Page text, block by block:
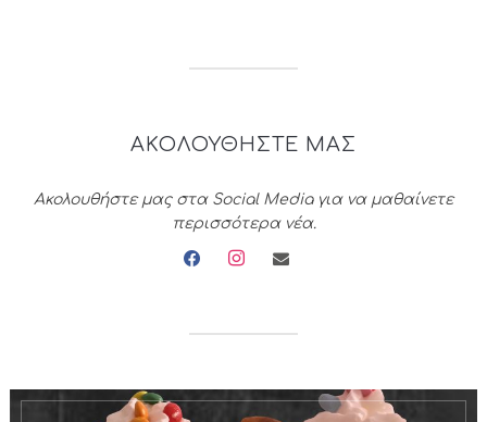
ΑΚΟΛΟΥΘΗΣΤΕ ΜΑΣ
Ακολουθήστε μας στα Social Media για να μαθαίνετε
περισσότερα νέα.
facebookinstagramenvelope